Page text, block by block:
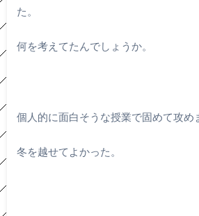
た。
何を考えてたんでしょうか。
個人的に面白そうな授業で固めて攻め
冬を越せてよかった。